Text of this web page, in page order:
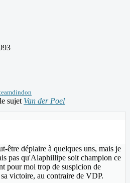
sujet Van der Poel
être déplaire à quelques uns, mais je
pas qu'Alaphillipe soit champion ce
pour moi trop de suspicion de
victoire, au contraire de VDP.